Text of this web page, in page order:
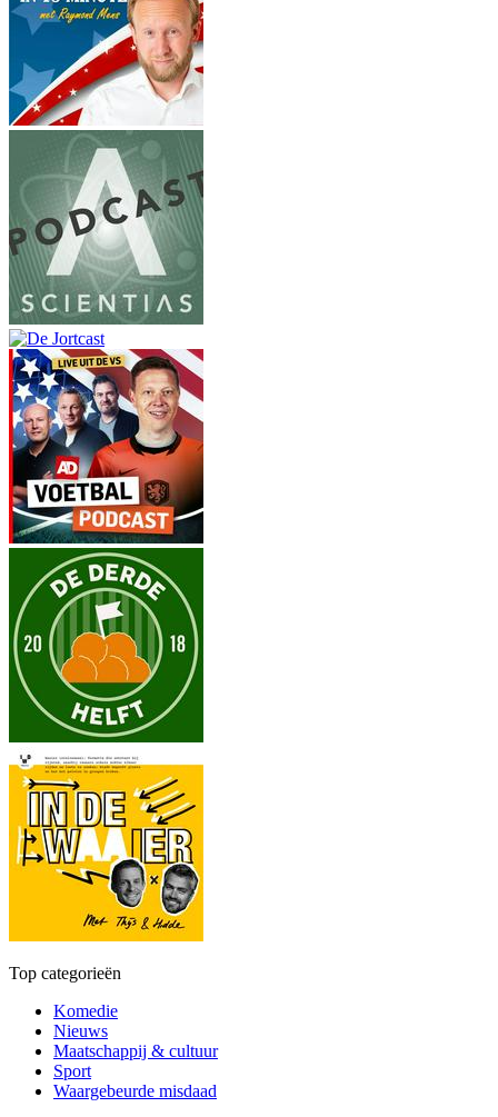
Top categorieën
Komedie
Nieuws
Maatschappij & cultuur
Sport
Waargebeurde misdaad